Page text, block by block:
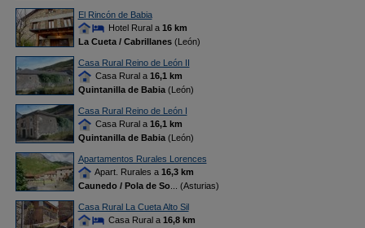
El Rincón de Babia
Hotel Rural a 16 km
La Cueta / Cabrillanes(León)
Casa Rural Reino de León II
Casa Rural a 16,1 km
Quintanilla de Babia(León)
Casa Rural Reino de León I
Casa Rural a 16,1 km
Quintanilla de Babia(León)
Apartamentos Rurales Lorences
Apart. Rurales a 16,3 km
Caunedo / Pola de So... (Asturias)
Casa Rural La Cueta Alto Sil
Casa Rural a 16,8 km